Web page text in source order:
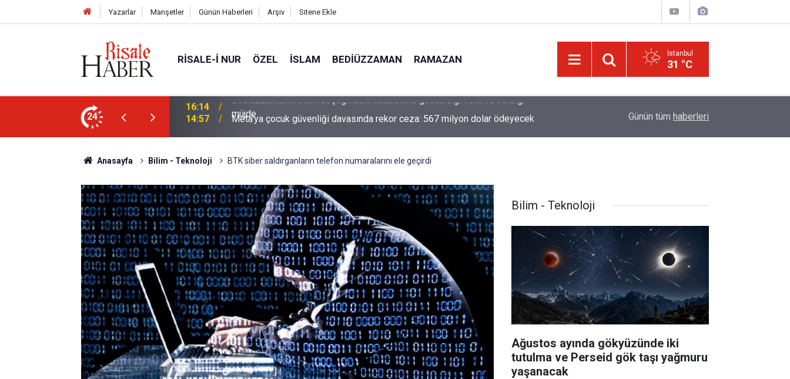
Yazarlar Manşetler Günün Haberleri Arşiv Sitene Ekle
RISALE-I NUR ÖZEL İSLAM BEDIÜZZAMAN RAMAZAN İstanbul
31 °C
24
talebesine gösterdiği vefa ve verdiği
14:57 Meta'ya çocuk güvenliği davasında rekor ceza: 567 milyon dolar ödeyecek Çile çekilen yol!
Günün tüm haberleri
Anasayfa Bilim - Teknoloji BTK siber saldırganların telefon numaralarını ele geçirdi
Bilim - Teknoloji
Ağustos ayında gökyüzünde iki
tutulma ve Perseid gök taşı yağmuru
yaşanacak